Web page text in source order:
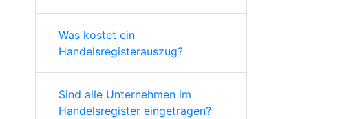
Was kostet ein
Handelsregisterauszug?
Sind alle Unternehmen im
Handelsregister eingetragen?